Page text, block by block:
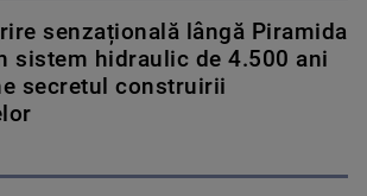
senzațională lângă Piramida
sistem hidraulic de 4.500 ani
secretul construirii